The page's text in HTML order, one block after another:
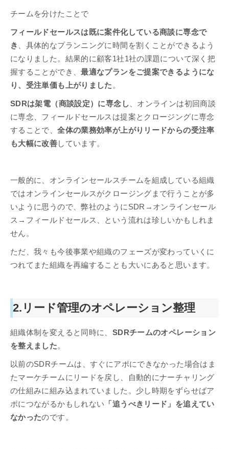
チームを分けたことで
フィールドセールスは既に案件化している商談に専念で
き
、具体的なプランニングに時間を割くことができるよう
になりました。結果的に顧客1社1社の課題について深く把
握することができ、最適なプランをご提案できるようにな
り、受注単価も上がりました 。
SDRは架電（商談設定）に専念し 、オンラインは初回商談
に専念、フィールドセールスは提案とクロージングに専念
することで、全体の業務効率が上がりリードからの受注率
も大幅に改善しています。
一般的に、オンラインセールスチームを組成している組織
ではオンラインセールスがクロージングまで行うことが多
いように思うので、弊社のようにSDR→オンラインセール
ス→フィールドセールス、という流れは珍しいかもしれま
せん。
ただ、我々も今後事業や組織のフェーズが変わっていくに
つれてまた組織を再編することも大いにあると思います。
2.リード管理のオペレーション整理
組織体制を変えると同時に、 SDRチームのオペレーション
を整えました。
以前のSDRチームは、すぐにアポにできなかった場合はま
たマーケチームにリードを戻し、自動的にナーチャリング
の仕組みに組み込まれていました。少し時期をずらせばア
ポにつながるかもしれない 「追うべきリード」を追えてい
なかったのです。